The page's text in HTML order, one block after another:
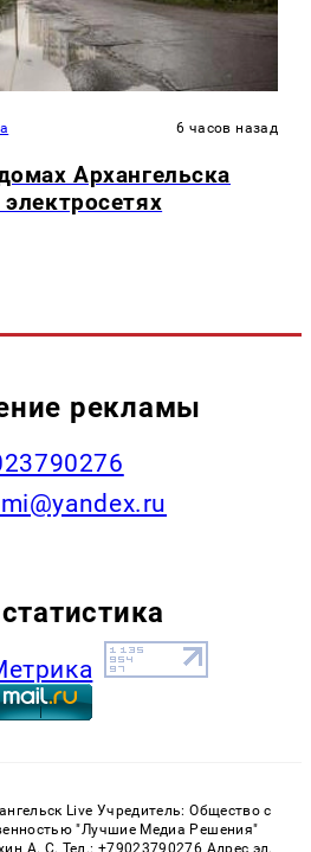
6 часов назад
Архангельска
рекламы
Live Учредитель: Общество с
"Лучшие Медиа Решения"
А. С. Тел.: +79023790276 Адрес эл.